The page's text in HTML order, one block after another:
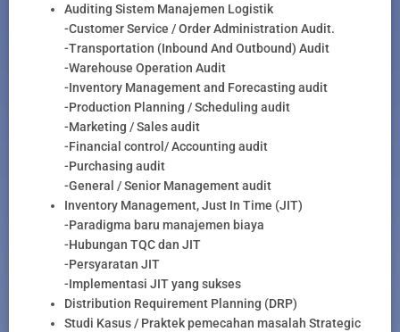
Auditing Sistem Manajemen Logistik
-Customer Service / Order Administration Audit.
-Transportation (Inbound And Outbound) Audit
-Warehouse Operation Audit
-Inventory Management and Forecasting audit
-Production Planning / Scheduling audit
-Marketing / Sales audit
-Financial control/ Accounting audit
-Purchasing audit
-General / Senior Management audit
Inventory Management, Just In Time (JIT)
-Paradigma baru manajemen biaya
-Hubungan TQC dan JIT
-Persyaratan JIT
-Implementasi JIT yang sukses
Distribution Requirement Planning (DRP)
Studi Kasus / Praktek pemecahan masalah Strategic